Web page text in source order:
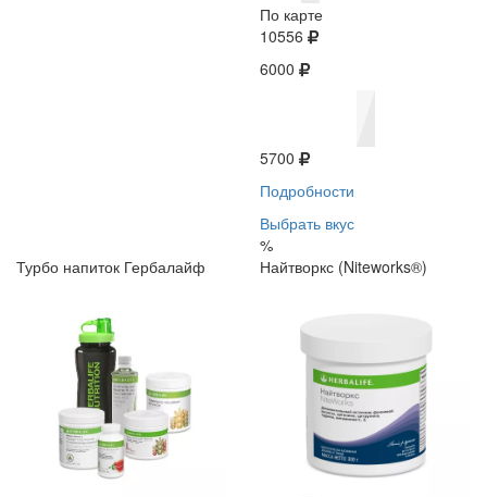
По карте
10556
6000
5700
Подробности
Выбрать вкус
%
Турбо напиток Гербалайф
Найтворкс (Niteworks®)